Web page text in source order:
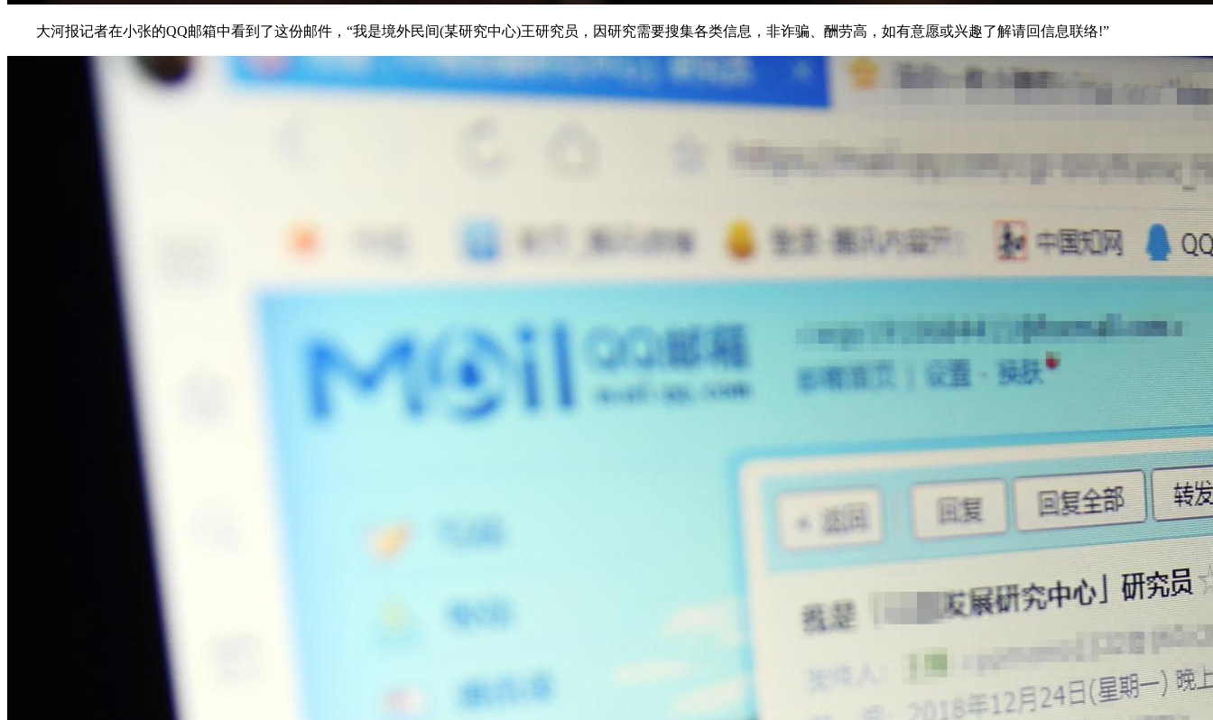
大河报记者在小张的QQ邮箱中看到了这份邮件，“我是境外民间(某研究中心)王研究员，因研究需要搜集各类信息，非诈骗、酬劳高，如有意愿或兴趣了解请回信息联络!”